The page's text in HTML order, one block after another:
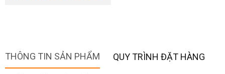
THÔNG TIN SẢN PHẨM QUY TRÌNH ĐẶT HÀNG